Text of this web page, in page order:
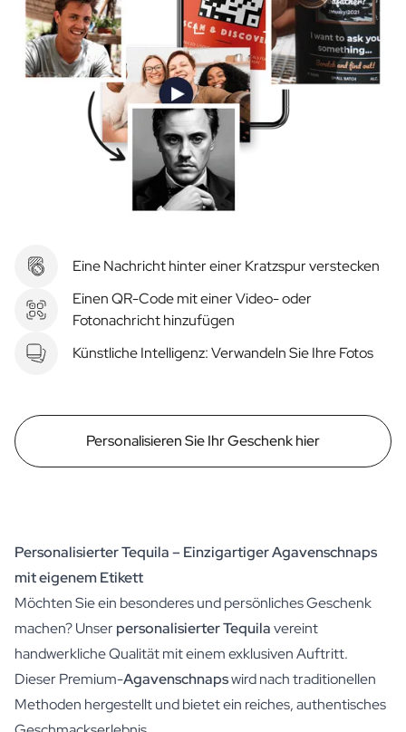
Eine Nachricht hinter einer Kratzspur verstecken
Einen QR-Code mit einer Video- oder
Fotonachricht hinzufügen
Künstliche Intelligenz: Verwandeln Sie Ihre Fotos
Personalisieren Sie Ihr Geschenk hier
Personalisierter Tequila – Einzigartiger Agavenschnaps
mit eigenem Etikett
Möchten Sie ein besonderes und persönliches Geschenk
machen? Unserpersonalisierter Tequilavereint
handwerkliche Qualität mit einem exklusiven Auftritt.
Dieser Premium-Agavenschnapswird nach traditionellen
Methoden hergestellt und bietet ein reiches, authentisches